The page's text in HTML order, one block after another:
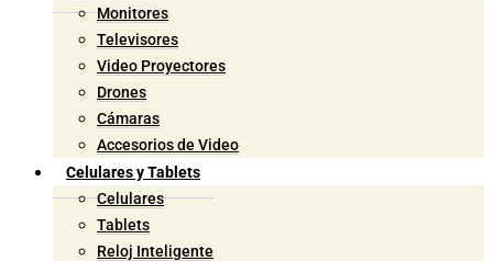
Monitores
Televisores
Video Proyectores
Drones
Cámaras
Accesorios de Video
Celulares y Tablets
Celulares
Tablets
Reloj Inteligente